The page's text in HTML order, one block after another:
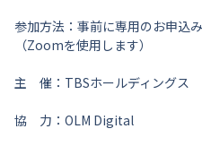
参加方法：事前に専用のお申込
（Zoomを使用します）
主 催：TBSホールディングス
協 力：OLM Digital